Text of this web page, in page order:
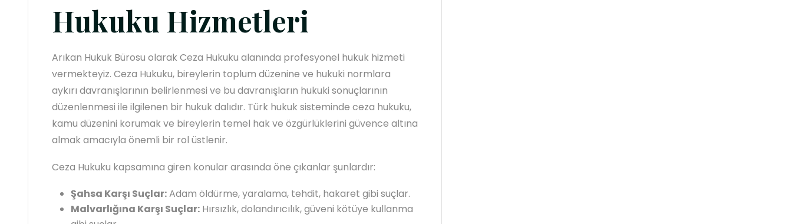
Hukuku Hizmetleri
Arıkan Hukuk Bürosu olarak Ceza Hukuku alanında profesyonel hukuk hizmeti
vermekteyiz. Ceza Hukuku, bireylerin toplum düzenine ve hukuki normlara
aykırı davranışlarının belirlenmesi ve bu davranışların hukuki sonuçlarının
düzenlenmesi ile ilgilenen bir hukuk dalıdır. Türk hukuk sisteminde ceza hukuku,
kamu düzenini korumak ve bireylerin temel hak ve özgürlüklerini güvence altına
almak amacıyla önemli bir rol üstlenir.
Ceza Hukuku kapsamına giren konular arasında öne çıkanlar şunlardır:
Şahsa Karşı Suçlar:Adam öldürme, yaralama, tehdit, hakaret gibi suçlar.
Malvarlığına Karşı Suçlar: Hırsızlık, dolandırıcılık, güveni kötüye kullanma